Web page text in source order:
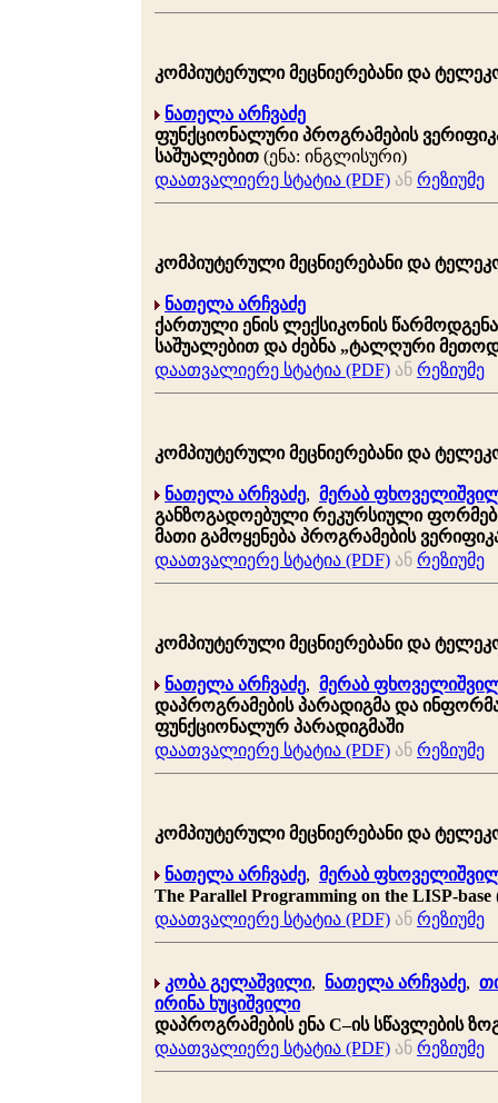
კომპიუტერული მეცნიერებანი და
ნათელა არჩვაძე
ფუნქციონალური პროგრამების
საშუალებით (ენა: ინგლისური)
დაათვალიერე სტატია (PDF) ან რეზიუმე
კომპიუტერული მეცნიერებანი და
ნათელა არჩვაძე
ქართული ენის ლექსიკონის
საშუალებით და ძებნა „ტალღური
დაათვალიერე სტატია (PDF) ან რეზიუმე
კომპიუტერული მეცნიერებანი და
ნათელა არჩვაძე, მერაბ
განზოგადოებული რეკურსიული
მათი გამოყენება პროგრამების
დაათვალიერე სტატია (PDF) ან რეზიუმე
კომპიუტერული მეცნიერებანი და
ნათელა არჩვაძე, მერაბ
დაპროგრამების პარადიგმა და
ფუნქციონალურ პარადიგმაში
დაათვალიერე სტატია (PDF) ან რეზიუმე
კომპიუტერული მეცნიერებანი და
ნათელა არჩვაძე, მერაბ
The Parallel Programming on the LISP-base
დაათვალიერე სტატია (PDF) ან რეზიუმე
კობა გელაშვილი, ნათელა არჩვაძე,
ირინა ხუციშვილი
დაპროგრამების ენა C–ის სწავლების
დაათვალიერე სტატია (PDF) ან რეზიუმე